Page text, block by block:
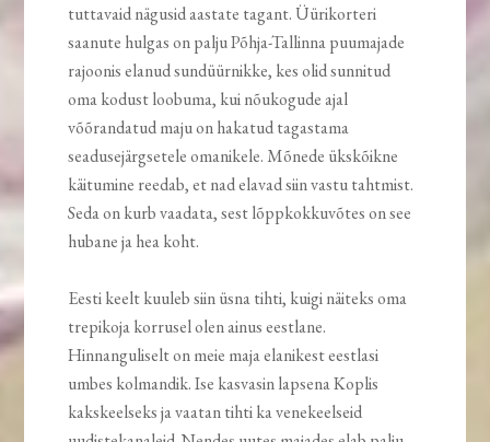
tuttavaid nägusid aastate tagant. Üürikorteri
saanute hulgas on palju Põhja-Tallinna puumajade
rajoonis elanud sundüürnikke, kes olid sunnitud
oma kodust loobuma, kui nõukogude ajal
võõrandatud maju on hakatud tagastama
seadusejärgsetele omanikele. Mõnede ükskõikne
käitumine reedab, et nad elavad siin vastu tahtmist.
Seda on kurb vaadata, sest lõppkokkuvõtes on see
hubane ja hea koht.
Eesti keelt kuuleb siin üsna tihti, kuigi näiteks oma
trepikoja korrusel olen ainus eestlane.
Hinnanguliselt on meie maja elanikest eestlasi
umbes kolmandik. Ise kasvasin lapsena Koplis
kakskeelseks ja vaatan tihti ka venekeelseid